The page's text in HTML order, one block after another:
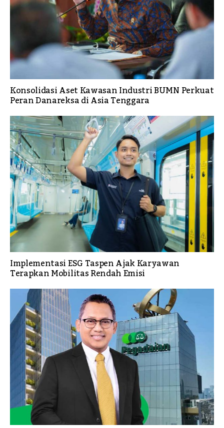
Konsolidasi Aset Kawasan Industri BUMN Perkuat
Peran Danareksa di Asia Tenggara
Implementasi ESG Taspen Ajak Karyawan
Terapkan Mobilitas Rendah Emisi